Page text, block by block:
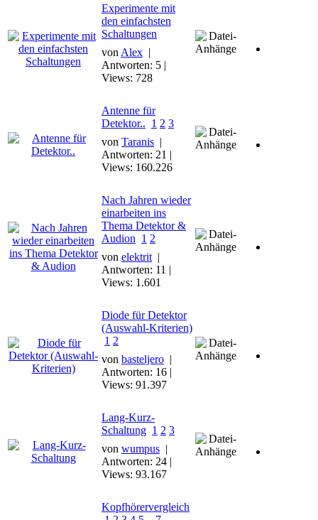
Experimente mit
den einfachsten
Schaltungen
von Alex |
Antworten: 5 |
Views: 728
Antenne für
Detektor.. 1 2 3
von Taranis |
Antworten: 21 |
Views: 160.226
Nach Jahren wieder
einarbeiten ins
Thema Detektor &
Audion 1 2
von elektrit |
Antworten: 11 |
Views: 1.601
Diode für Detektor
(Auswahl-Kriterien)
1 2
von basteljero |
Antworten: 16 |
Views: 91.397
Lang-Kurz-
Schaltung 1 2 3
von wumpus |
Antworten: 24 |
Views: 93.167
Kopfhörervergleich